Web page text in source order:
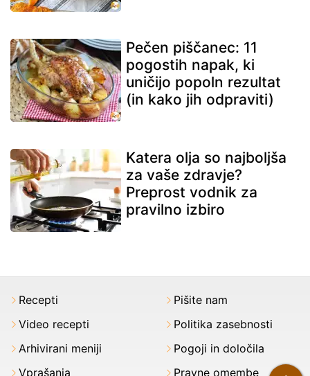
Pečen piščanec: 11
pogostih napak, ki
uničijo popoln rezultat
(in kako jih odpraviti)
Katera olja so najboljša
za vaše zdravje?
Preprost vodnik za
pravilno izbiro
Recepti
Video recepti
Arhivirani meniji
Vprašanja
Pišite nam
Politika zasebnosti
Pogoji in določila
Pravne omembe